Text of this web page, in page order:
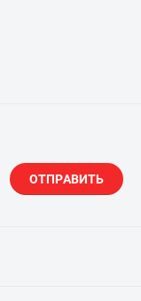
ОТПРАВИТЬ